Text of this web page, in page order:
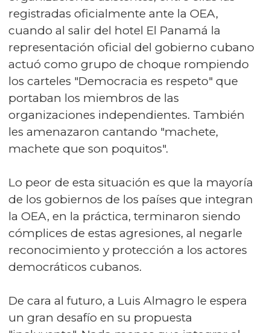
registradas oficialmente ante la OEA,
cuando al salir del hotel El Panamá la
representación oficial del gobierno cubano
actuó como grupo de choque rompiendo
los carteles "Democracia es respeto" que
portaban los miembros de las
organizaciones independientes. También
les amenazaron cantando "machete,
machete que son poquitos".
Lo peor de esta situación es que la mayoría
de los gobiernos de los países que integran
la OEA, en la práctica, terminaron siendo
cómplices de estas agresiones, al negarle
reconocimiento y protección a los actores
democráticos cubanos.
De cara al futuro, a Luis Almagro le espera
un gran desafío en su propuesta